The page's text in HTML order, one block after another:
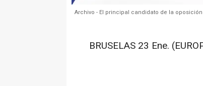
Archivo - El principal candidato de la
BRUSELAS 23 Ene.